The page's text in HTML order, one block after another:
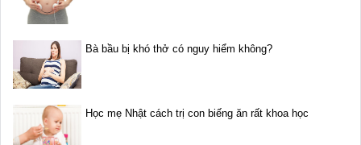
Bà bầu bị khó thở có nguy hiểm không?
Học mẹ Nhật cách trị con biếng ăn rất khoa học